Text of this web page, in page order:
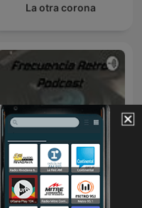
La otra corona
Frecuencia Retro